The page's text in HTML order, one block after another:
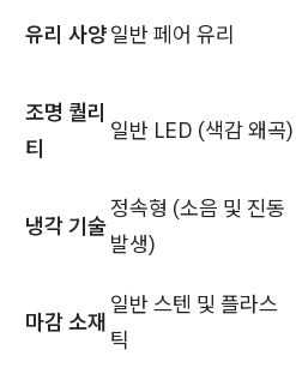
유리 사양일반 페어 유리
조명 퀄리
티
일반 LED (색감 왜곡)
냉각 기술
정속형 (소음 및 진동
발생)
마감 소재
일반 스텐 및 플라스
틱